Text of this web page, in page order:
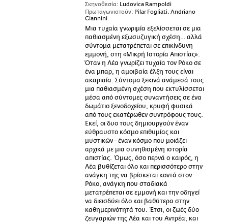
Σκηνοθεσία: Ludovica Rampoldi
Πρωταγωνιστούν: Pilar Fogliati, Andriano
Giannini
Μια τυχαία γνωριμία εξελίσσεται σε μια
παθιασμένη εξωσυζυγική σχέση… αλλά
σύντομα μετατρέπεται σε επικίνδυνη
εμμονή, στη «Μικρή Ιστορία Απιστίας».
Όταν η Λέα γνωρίζει τυχαία τον Ρόκο σε
ένα μπαρ, η αμοιβαία έλξη τους είναι
ακαριαία. Σύντομα ξεκινά ανάμεσά τους
μια παθιασμένη σχέση που εκτυλίσσεται
μέσα από σύντομες συναντήσεις σε ένα
δωμάτιο ξενοδοχείου, κρυφή φυσικά
από τους εκατέρωθεν συντρόφους τους.
Εκεί, οι δυο τους δημιουργούν έναν
εύθραυστο κόσμο επιθυμίας και
μυστικών - έναν κόσμο που μοιάζει
αρχικά με μια συνηθισμένη ιστορία
απιστίας. Όμως, όσο περνά ο καιρός, η
Λέα βυθίζεται όλο και περισσότερο στην
ανάγκη της να βρίσκεται κοντά στον
Ρόκο, ανάγκη που σταδιακά
μετατρέπεται σε εμμονή και την οδηγεί
να διεισδύει όλο και βαθύτερα στην
καθημερινότητά του. Έτσι, οι ζωές δύο
ζευγαριών της Λέα και του Αντρέα, και